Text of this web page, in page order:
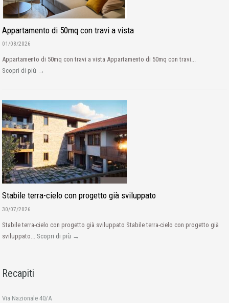
Appartamento di 50mq con travi a vista
01/08/2026
Appartamento di 50mq con travi a vista Appartamento di 50mq con travi...
Scopri di più →
Stabile terra-cielo con progetto già sviluppato
30/07/2026
Stabile terra-cielo con progetto già sviluppato Stabile terra-cielo con progetto già
sviluppato... Scopri di più →
Recapiti
Via Nazionale 40/A